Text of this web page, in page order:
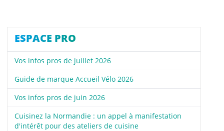
ESPACE PRO
Vos infos pros de juillet 2026
Guide de marque Accueil Vélo 2026
Vos infos pros de juin 2026
Cuisinez la Normandie : un appel à manifestation
d'intérêt pour des ateliers de cuisine